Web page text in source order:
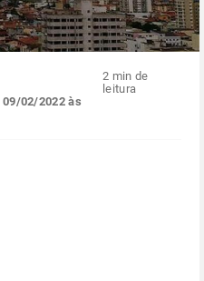
09/02/2022 às
2 min de
leitura